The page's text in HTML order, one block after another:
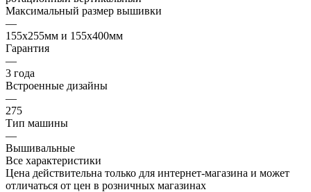
Максимальный размер вышивки
—
155х255мм и 155х400мм
Гарантия
—
3 года
Встроенные дизайны
—
275
Тип машины
—
Вышивальные
Все характеристики
Цена действительна только для интернет-магазина и может
отличаться от цен в розничных магазинах